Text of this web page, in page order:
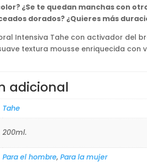
¿Se te quedan manchas con
dorados? ¿Quieres más
Intensiva Tahe con activador del
textura mousse enriquecida con
adicional
Tahe
200ml.
Para el hombre, Para la mujer